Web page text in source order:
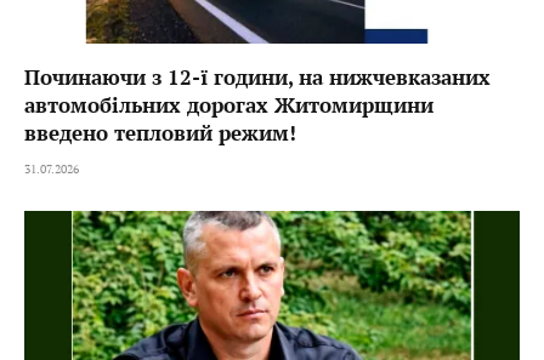
Починаючи з 12-ї години, на нижчевказаних
автомобільних дорогах Житомирщини
введено тепловий режим!
31.07.2026